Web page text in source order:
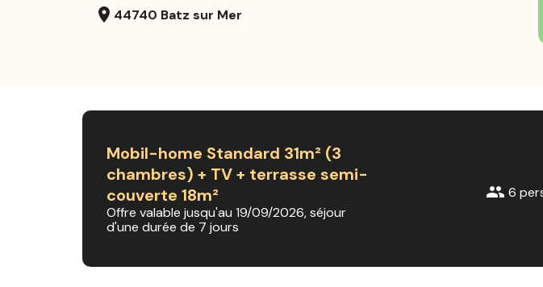
location_on 44740 Batz sur Mer
Mobil-home Standard 31m² (3
chambres) + TV + terrasse semi-
couverte 18m²
Offre valable jusqu'au 19/09/2026, séjour
d'une durée de 7 jours
group 6